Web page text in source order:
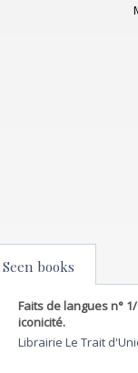
Seen books
Faits de langues n°
iconicité.
Librairie Le Trait